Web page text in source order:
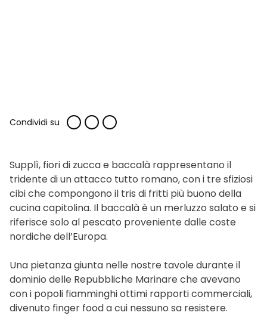
Condividi su
Supplì, fiori di zucca e baccalà rappresentano il
tridente di un attacco tutto romano, con i tre sfiziosi
cibi che compongono il tris di fritti più buono della
cucina capitolina. Il baccalà è un merluzzo salato e si
riferisce solo al pescato proveniente dalle coste
nordiche dell’Europa.
Una pietanza giunta nelle nostre tavole durante il
dominio delle Repubbliche Marinare che avevano
con i popoli fiamminghi ottimi rapporti commerciali,
divenuto finger food a cui nessuno sa resistere.